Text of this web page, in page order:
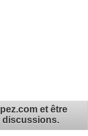
et être
discussions.